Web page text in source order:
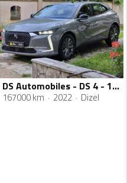
DS Automobiles - DS 4 - 1.5hdi
167000 km 2022 Dizel